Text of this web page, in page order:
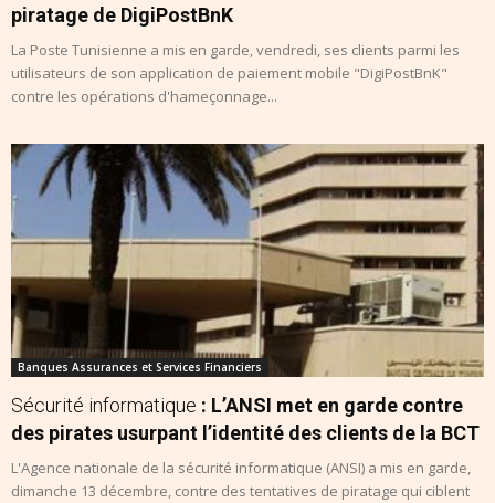
piratage de DigiPostBnK
La Poste Tunisienne a mis en garde, vendredi, ses clients parmi les
utilisateurs de son application de paiement mobile "DigiPostBnK"
contre les opérations d'hameçonnage...
Banques Assurances et Services Financiers
Sécurité informatique : L’ANSI met en garde contre
des pirates usurpant l’identité des clients de la BCT
L'Agence nationale de la sécurité informatique (ANSI) a mis en garde,
dimanche 13 décembre, contre des tentatives de piratage qui ciblent